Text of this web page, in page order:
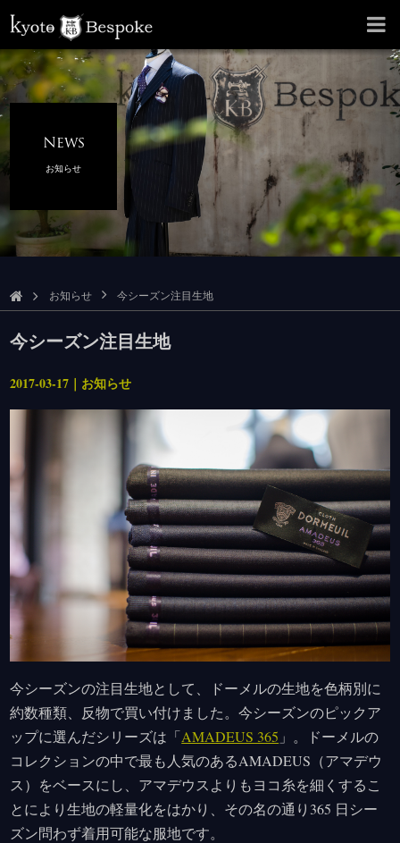
News
お知らせ
お知らせ 今シーズン注目生地
今シーズン注目生地
2017-03-17｜お知らせ
今シーズンの注目生地として、ドーメルの生地を色柄別に
約数種類、反物で買い付けました。今シーズンのピックア
ップに選んだシリーズは「AMADEUS 365 」。ドーメルの
コレクションの中で最も人気のあるAMADEUS（アマデウ
ス）をベースにし、アマデウスよりもヨコ糸を細くするこ
とにより生地の軽量化をはかり、その名の通り365 日シー
ズン問わず着用可能な服地です。